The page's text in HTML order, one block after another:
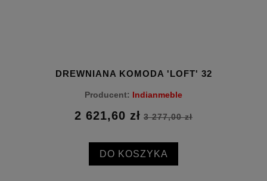
DREWNIANA KOMODA 'LOFT' 32
Producent: Indianmeble
2 621,60 zł 3 277,00 zł
DO KOSZYKA